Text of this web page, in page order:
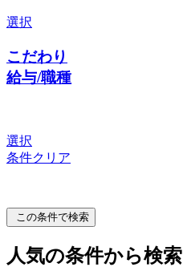
選択
こだわり
給与/職種
選択
条件クリア
この条件で検索
人気の条件から検索